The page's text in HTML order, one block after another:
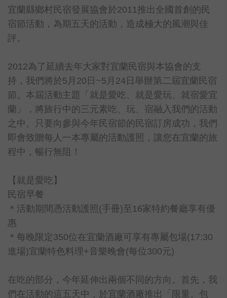
宜蘭縣鄉村民宿發展協會於2011推出全國首創的民
宿節活動，為期五天的活動，造成極大的風潮與佳
評。
2012為了延續去年大家對宜蘭民宿與本協會的支
持，我們將於5月20日~5月24日舉辦第二屆宜蘭民宿
節。本屆活動主題「就是愛吃、就是愛玩、就宿愛宜
蘭」，將旅行中的三元素吃、玩、宿融入我們的活動
之中。只要向參與今年民宿節的民宿訂房成功，我們
即會致贈每人一本專屬的活動護照，讓您在宜蘭的旅
程中，暢行無阻！
【就是愛吃】
民宿早餐
＊活動期間憑活動護照(手冊)至16家特約餐廳享有優
惠
＊每晚限定350位在宜蘭酒廠可享有專屬包場(17:30
進場)宜蘭特色料理+音樂晚會(每位300元)
在吃的部分，今年延伸出兩個不同的方向。首先，我
們在活動的這五天中，於宜蘭酒廠推出「限量、包